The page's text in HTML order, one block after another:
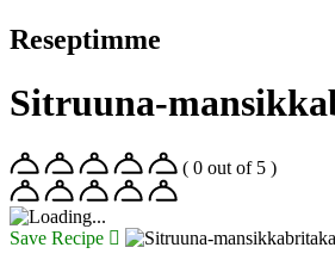
Reseptimme
Sitruuna-
( 0 out of 5 )
Save Recipe